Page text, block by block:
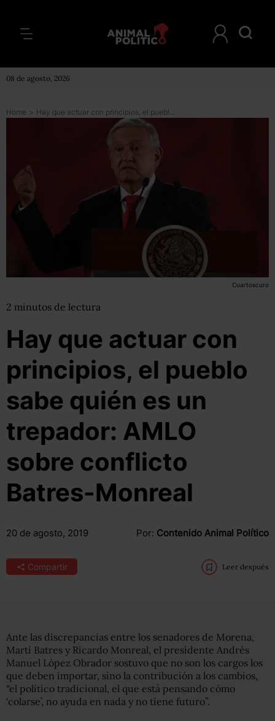
08 de agosto, 2026
Home > Hay que actuar con principios, el pueblo sabe quién es un trepador: AMLO sobre conflicto Batres-Monreal
Cuartoscuro
2 minutos de lectura
Hay que actuar con
principios, el pueblo
sabe quién es un
trepador: AMLO
sobre conflicto
Batres-Monreal
20 de agosto, 2019 Por: Contenido Animal Político
Compartir Leer después
Ante las discrepancias entre los senadores de Morena,
Martí Batres y Ricardo Monreal, el presidente Andrés
Manuel López Obrador sostuvo que no son los cargos los
que deben importar, sino la contribución a los cambios,
“el político tradicional, el que está pensando cómo
‘colarse’, no ayuda en nada y no tiene futuro”.